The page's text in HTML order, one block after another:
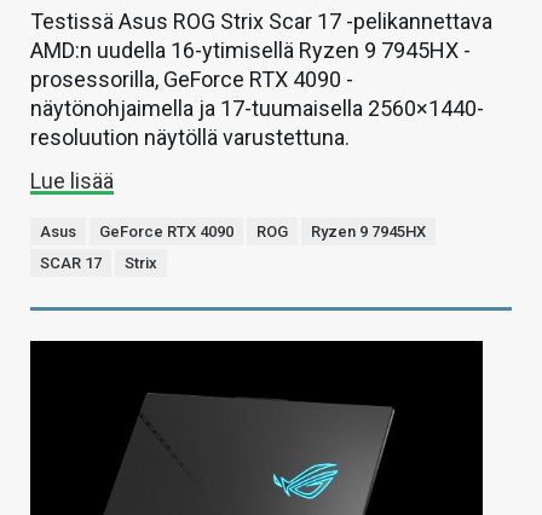
Testissä Asus ROG Strix Scar 17 -pelikannettava
AMD:n uudella 16-ytimisellä Ryzen 9 7945HX -
prosessorilla, GeForce RTX 4090 -
näytönohjaimella ja 17-tuumaisella 2560×1440-
resoluution näytöllä varustettuna.
Lue lisää
Asus GeForce RTX 4090 ROG
Ryzen 9 7945HX
SCAR 17
Strix